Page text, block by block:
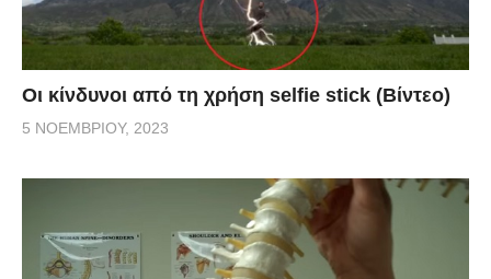
Οι κίνδυνοι από τη χρήση selfie stick (Βίντεο)
5 ΝΟΕΜΒΡΊΟΥ, 2023